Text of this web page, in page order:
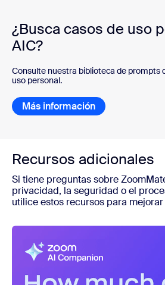
¿Busca casos de uso
AIC?
Consulte nuestra biblioteca de prompts
uso personal.
Más información Más información
Recursos adicionales
Si tiene preguntas sobre
privacidad, la seguridad o el
utilice estos recursos para